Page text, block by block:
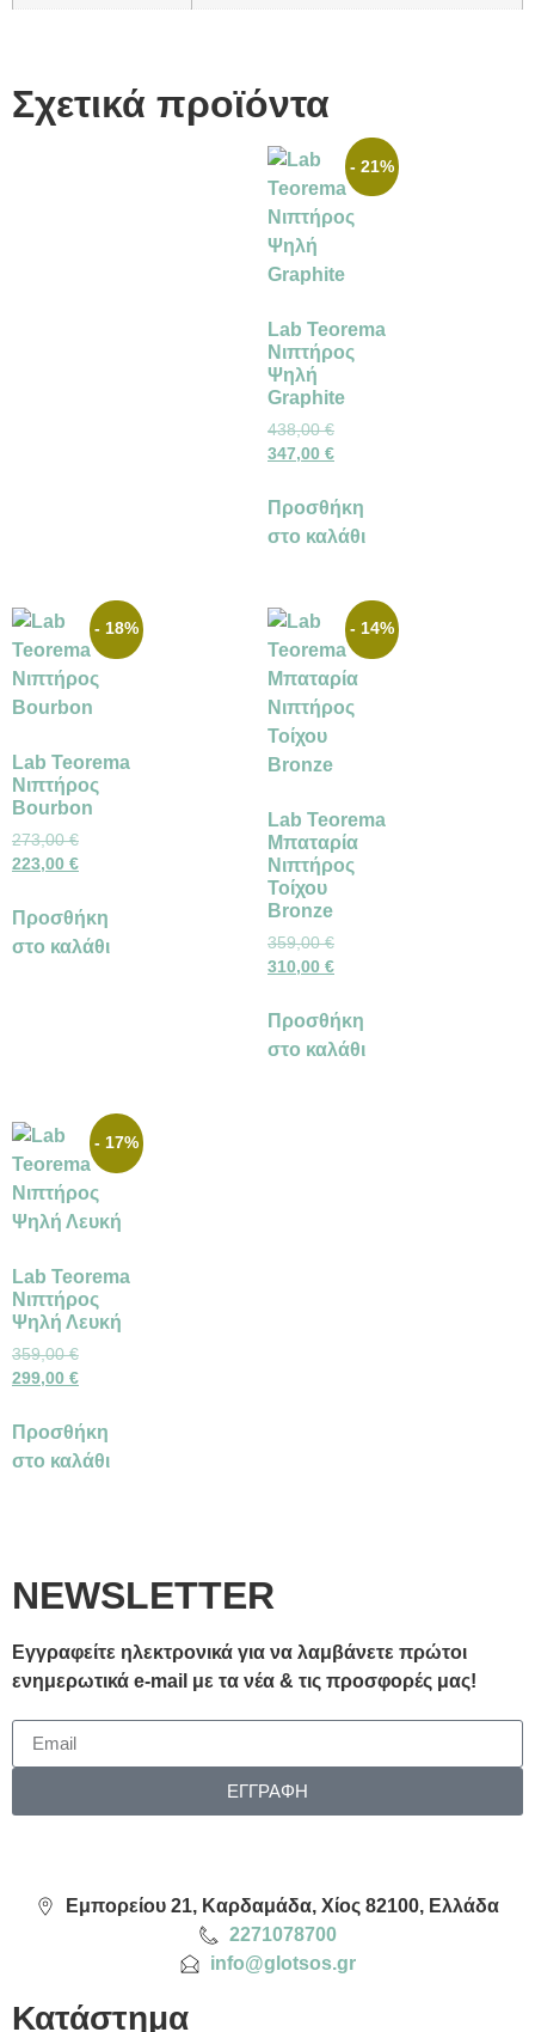
Σχετικά προϊόντα
- 21%
Lab Teorema
Νιπτήρος
Ψηλή
Graphite
438,00€
347,00 €
Προσθήκη
στο καλάθι
- 18%
Lab Teorema
Νιπτήρος
Bourbon
273,00€
223,00 €
Προσθήκη
στο καλάθι
- 14%
Lab Teorema
Μπαταρία
Νιπτήρος
Τοίχου
Bronze
359,00€
310,00 €
Προσθήκη
στο καλάθι
- 17%
Lab Teorema
Νιπτήρος
Ψηλή Λευκή
359,00€
299,00 €
Προσθήκη
στο καλάθι
NEWSLETTER
Εγγραφείτε ηλεκτρονικά για να λαμβάνετε πρώτοι
ενημερωτικά e-mail με τα νέα & τις προσφορές μας!
ΕΓΓΡΑΦΗ
Εμπορείου 21, Καρδαμάδα, Χίος 82100, Ελλάδα
2271078700
info@glotsos.gr
Κατάστημα